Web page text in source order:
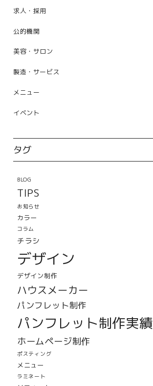
求人・採用
公的機関
美容・サロン
製造・サービス
メニュー
イベント
タグ
BLOG
TIPS
お知らせ
カラー
コラム
チラシ
デザイン
デザイン制作
ハウスメーカー
パンフレット制作
パンフレット制作実績
ホームページ制作
ポスティング
メニュー
ラミネート